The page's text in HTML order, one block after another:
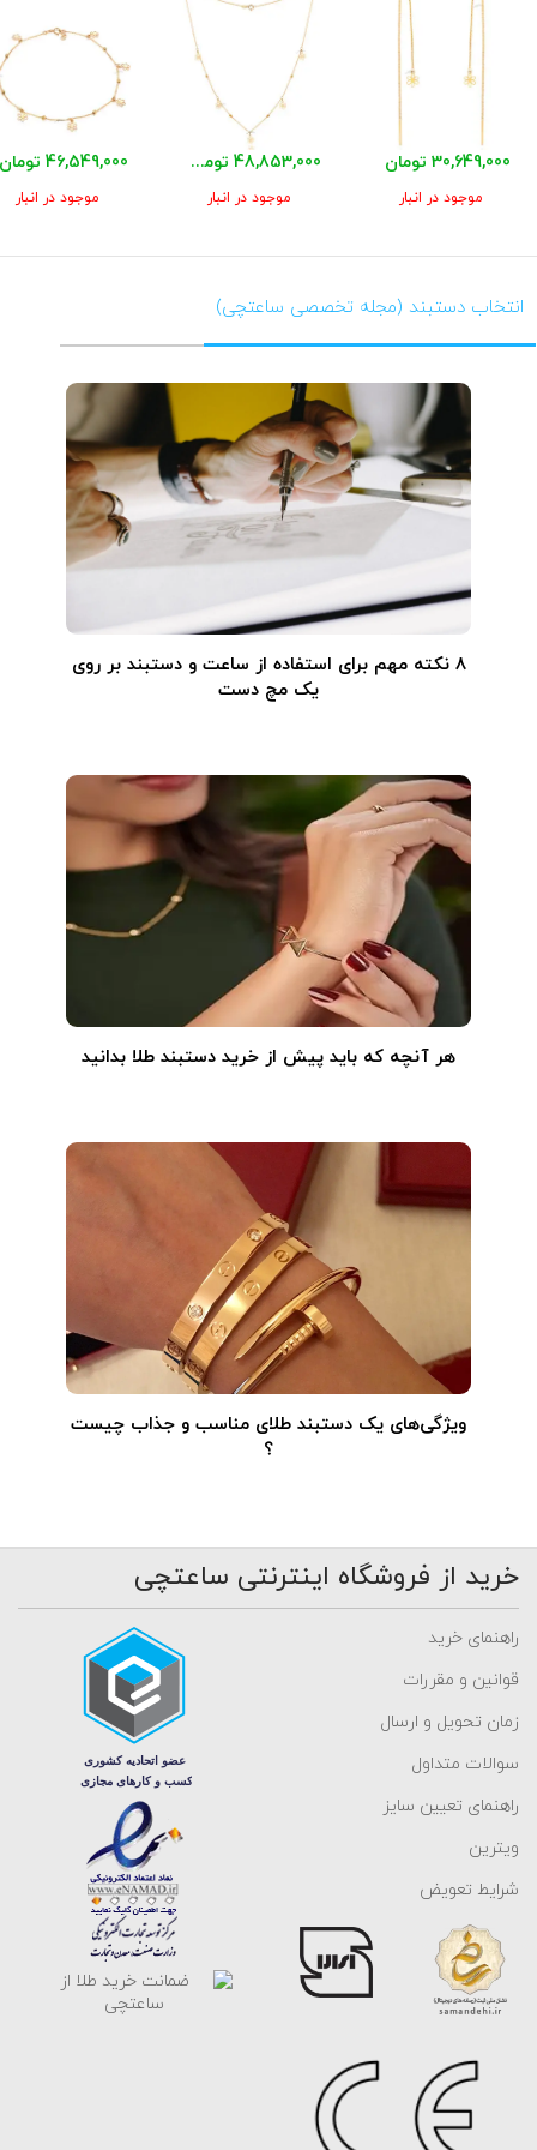
30,649,000 تومان
موجود در انبار
48,853,000 تومان
موجود در انبار
46,549,000 تومان
موجود در انبار
انتخاب دستبند (مجله تخصصی ساعتچی)
۸ نکته مهم برای استفاده از ساعت و دستبند بر روی
یک مچ دست
هر آنچه که باید پیش از خرید دستبند طلا بدانید
ویژگی‌های یک دستبند طلای مناسب و جذاب چیست
؟
خرید از فروشگاه اینترنتی ساعتچی
راهنمای خرید
قوانین و مقررات
زمان تحویل و ارسال
سوالات متداول
راهنمای تعیین سایز
ویترین
شرایط تعویض